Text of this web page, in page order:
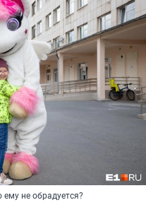
ему не обрадуется?